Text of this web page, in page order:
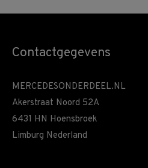
Contactgegevens
MERCEDESONDERDEEL.NL
Akerstraat Noord 52A
6431 HN Hoensbroek
Limburg Nederland